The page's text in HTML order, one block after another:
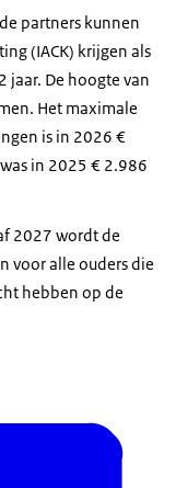
partners kunnen
(IACK) krijgen als
jaar. De hoogte van
Het maximale
is in 2026 €
in 2025 € 2.986
2027 wordt de
voor alle ouders die
hebben op de